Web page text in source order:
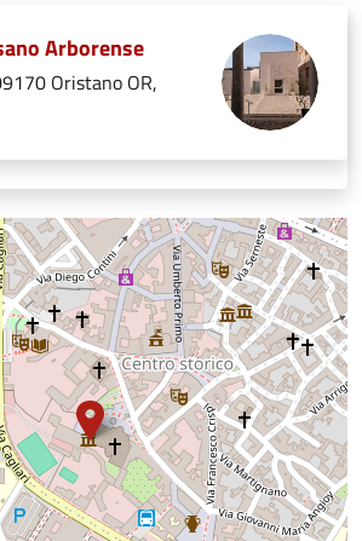
Arborense
Oristano OR,